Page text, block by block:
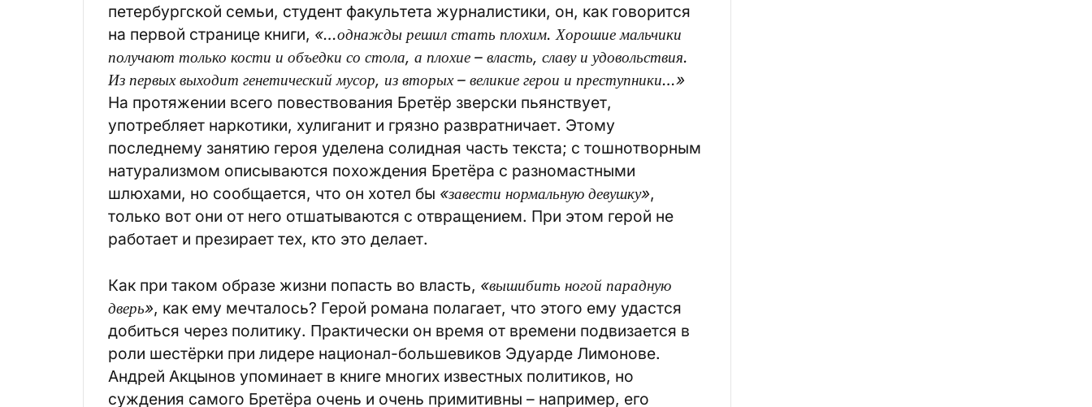
петербургской семьи, студент факультета журналистики, он, как говорится
на первой странице книги, «…однажды решил стать плохим. Хорошие мальчики
получают только кости и объедки со стола, а плохие – власть, славу и удовольствия.
Из первых выходит генетический мусор, из вторых – великие герои и преступники…»
На протяжении всего повествования Бретёр зверски пьянствует,
употребляет наркотики, хулиганит и грязно развратничает. Этому
последнему занятию героя уделена солидная часть текста; с тошнотворным
натурализмом описываются похождения Бретёра с разномастными
шлюхами, но сообщается, что он хотел бы «завести нормальную девушку»,
только вот они от него отшатываются с отвращением. При этом герой не
работает и презирает тех, кто это делает.
Как при таком образе жизни попасть во власть, «вышибить ногой парадную
дверь», как ему мечталось? Герой романа полагает, что этого ему удастся
добиться через политику. Практически он время от времени подвизается в
роли шестёрки при лидере национал-большевиков Эдуарде Лимонове.
Андрей Акцынов упоминает в книге многих известных политиков, но
суждения самого Бретёра очень и очень примитивны – например, его